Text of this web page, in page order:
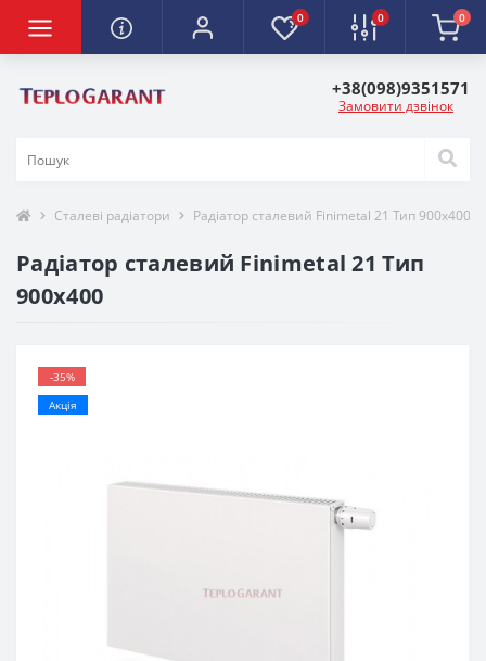
0 0 0
+38(098)9351571
Замовити дзвінок
Сталеві радіатори Радіатор сталевий Finimetal 21 Тип 900х400
Радіатор сталевий Finimetal 21 Тип
900х400
-35%
Акція